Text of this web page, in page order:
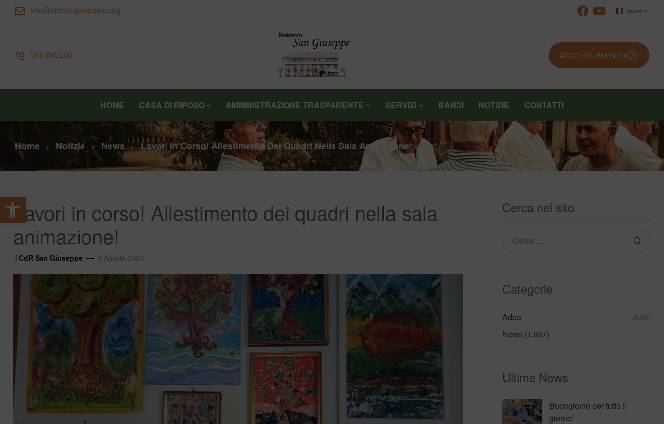
Apri la barra degli strumenti
info@cdrsangiuseppe.org Italiano ▼
045 990156 ACCOGLIMENTO
HOME CASA DI RIPOSO AMMINISTRAZIONE TRASPARENTE SERVIZI BANDI NOTIZIE CONTATTI
Home > Notizie > News > Lavori In Corso! Allestimento Dei Quadri Nella Sala Animazione!
Lavori in corso! Allestimento dei quadri nella sala
animazione!
diCdR San Giuseppe 3 Agosto 2023
Cerca nel sito
Categorie
Adoa
(836)
News (1.367)
Ultime News
Buongiorno per tutto il
giorno!